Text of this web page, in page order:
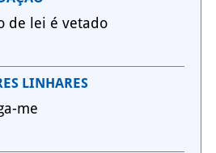
de lei é vetado
LINHARES
me